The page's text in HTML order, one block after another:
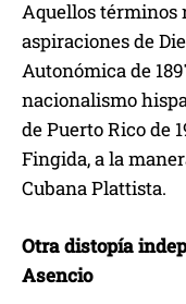
Aquellos términos
aspiraciones de
Autonómica de
nacionalismo
de Puerto Rico de
Fingida, a la
Cubana Plattista.
Otra distopía
Asencio